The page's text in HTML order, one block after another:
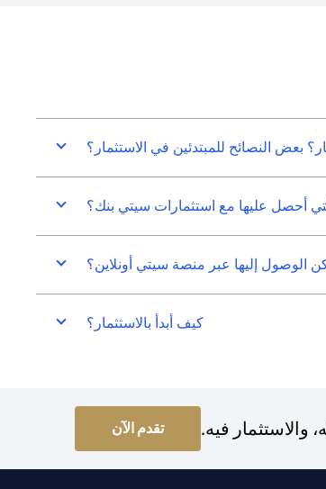
بعض النصائح للمبتدئين في الاستثمار؟
أحصل عليها مع استثمارات سيتي بنك؟
الوصول إليها عبر منصة سيتي أونلاين؟
كيف أبدأ بالاستثمار؟
فيه. تقدم الآن